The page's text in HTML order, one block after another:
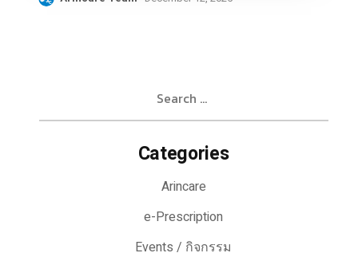
Categories
Arincare
e-Prescription
Events / กิจกรรม